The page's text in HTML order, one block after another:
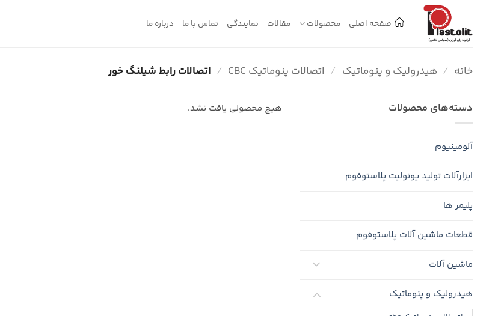
صفحه اصلی محصولات مقالات نمایندگی تماس با ما درباره ما
خانه / هیدرولیک و پنوماتیک / اتصالات پنوماتیک CBC / اتصالات رابط شیلنگ خور
دسته‌های محصولات
آلومینیوم
ابزارآلات تولید یونولیت پلاستوفوم
پلیمر ها
قطعات ماشین آلات پلاستوفوم
ماشین آلات
هیدرولیک و پنوماتیک
هیچ محصولی یافت نشد.